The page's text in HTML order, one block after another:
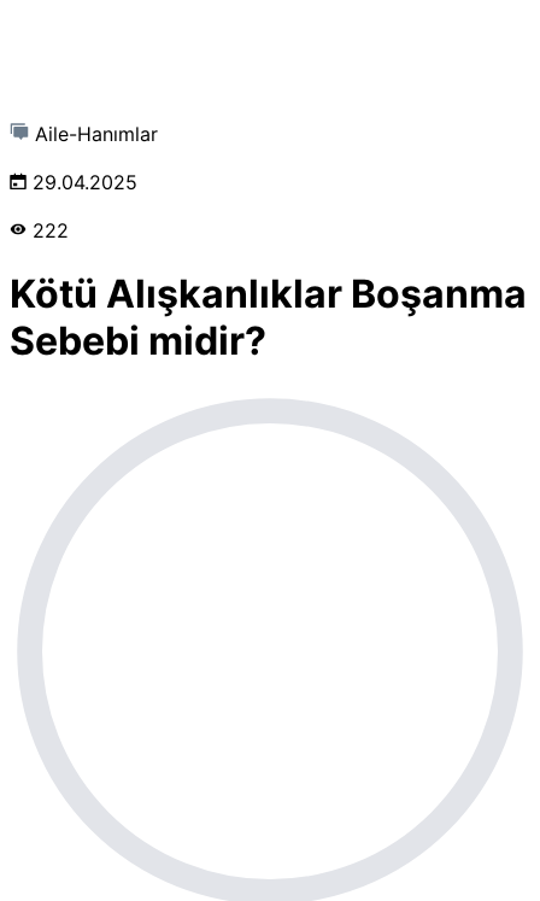
Aile-Hanımlar
29.04.2025
222
Kötü Alışkanlıklar Boşanma
Sebebi midir?